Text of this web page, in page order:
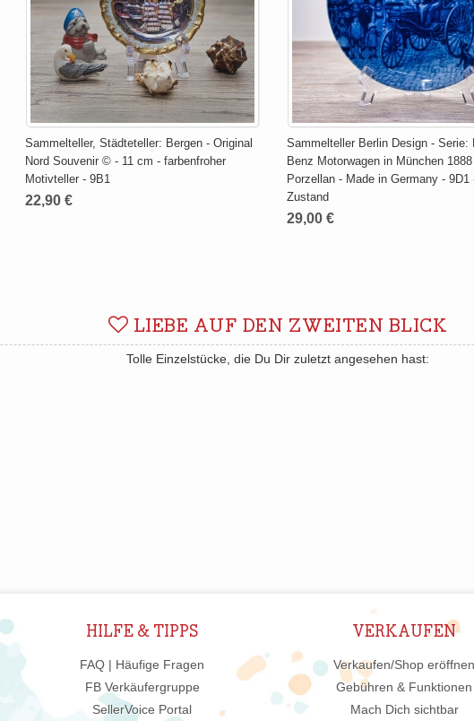
Sammelteller, Städteteller: Bergen - Original
Nord Souvenir © - 11 cm - farbenfroher
Motivteller - 9B1
22,90 €
Sammelteller Berlin Design - Serie:
Benz Motorwagen in München
Porzellan - Made in Germany - 9D1
Zustand
29,00 €
LIEBE AUF DEN ZWEITEN BLICK
Tolle Einzelstücke, die Du Dir zuletzt angesehen hast:
HILFE & TIPPS
FAQ | Häufige Fragen
FB Verkäufergruppe
SellerVoice Portal
VERKAUFEN
Verkaufen/Shop eröffnen
Gebühren & Funktionen
Mach Dich sichtbar